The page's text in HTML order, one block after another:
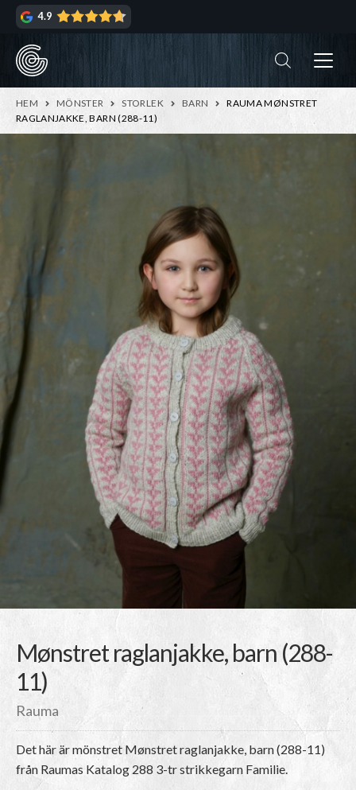
Hoppa
navigering
Hoppa
innehåll
4.9
HEM MÖNSTER STORLEK BARN
RAUMA MØNSTRET
RAGLANJAKKE, BARN (288-11)
Mønstret raglanjakke, barn (288-
11)
Rauma
Det här är mönstret Mønstret raglanjakke, barn (288-11)
från Raumas Katalog 288 3-tr strikkegarn Familie.